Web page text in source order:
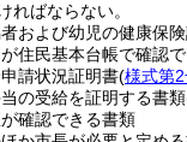
ればならない。
および幼児の健康保
住民基本台帳で確認
請状況証明書(様式第
の受給を証明する書類
確認できる書類